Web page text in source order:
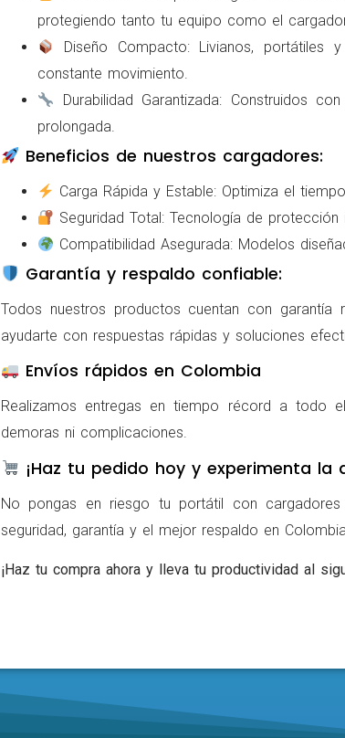
protegiendo tanto tu equipo como el
Diseño Compacto: Livianos, portátiles
constante movimiento.
Durabilidad Garantizada: Construidos
prolongada.
Beneficios de nuestros cargadores:
Carga Rápida y Estable: Optimiza el
Seguridad Total: Tecnología de
Compatibilidad Asegurada: Modelos
Garantía y respaldo confiable:
Todos nuestros productos cuentan con
ayudarte con respuestas rápidas y soluciones
Envíos rápidos en Colombia
Realizamos entregas en tiempo récord a todo
demoras ni complicaciones.
¡Haz tu pedido hoy y experimenta la
No pongas en riesgo tu portátil con
seguridad, garantía y el mejor respaldo en Colombia.
¡Haz tu compra ahora y lleva tu productividad al